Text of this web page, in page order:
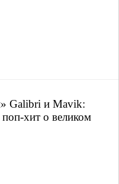
Galibri и Mavik:
хит о великом